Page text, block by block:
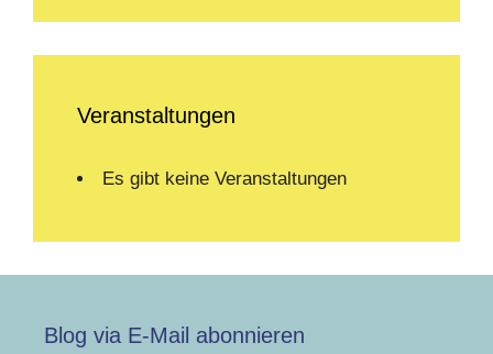
Veranstaltungen
Es gibt keine Veranstaltungen
Blog via E-Mail abonnieren